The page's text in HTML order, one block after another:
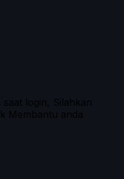
login, Silahkan
Membantu anda